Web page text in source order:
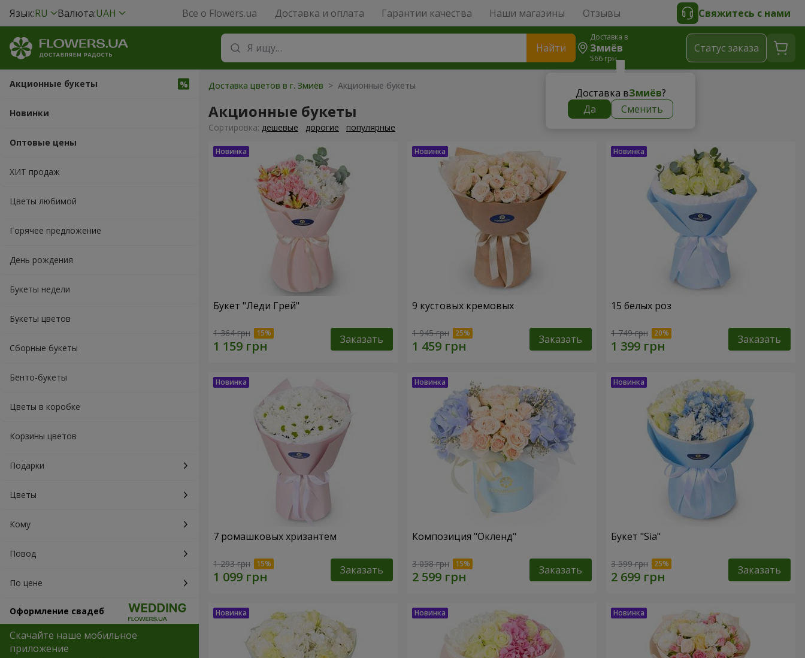
Язык:RU Валюта:UAH Все о Flowers.ua Доставка и оплата Гарантии качества Наши магазины Отзывы Свяжитесь с нами
Найти
Доставка в
Змиёв
566 грн
Доставка вЗмиёв?
Да
Сменить
Cтатус заказа
Акционные букеты
Новинки
Оптовые цены
ХИТ продаж
Цветы любимой
Горячее предложение
День рождения
Букеты недели
Букеты цветов
Сборные букеты
Бенто-букеты
Цветы в коробке
Корзины цветов
Подарки
Цветы
Кому
Повод
По цене
Оформление свадеб
Скачайте наше мобильное
приложение
Доставка цветов в г. Змиёв > Акционные букеты
Акционные букеты
Cортировка: дешевые дорогие популярные
Букет "Леди Грей"
1 364 грн Заказать
9 кустовых кремовых
1 945 грн Заказать
15 белых роз
1 749 грн Заказать
7 ромашковых хризантем
1 293 грн Заказать
Композиция "Окленд"
3 058 грн Заказать
Букет "Sia"
3 599 грн Заказать